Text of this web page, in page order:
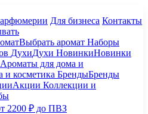
Для бизнеса Контакты
Выбрать аромат Наборы
ДухиДухи НовинкиНовинки
Ароматы для дома и
и косметика БрендыБренды
Акции Коллекции и
2200 ₽ до ПВЗ